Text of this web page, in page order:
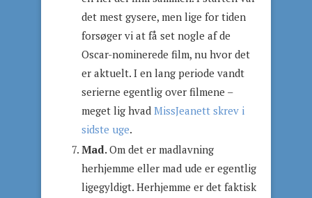
det mest gysere, men lige for tiden
forsøger vi at få set nogle af de
Oscar-nominerede film, nu hvor det
er aktuelt. I en lang periode vandt
serierne egentlig over filmene –
meget lig hvad MissJeanett skrev i
sidste uge.
Mad.Om det er madlavning
herhjemme eller mad ude er egentlig
ligegyldigt. Herhjemme er det faktisk